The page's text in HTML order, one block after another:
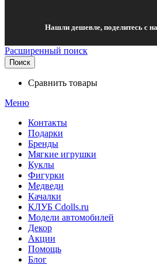
Нашли дешевле, поделитесь с
Расширенный поиск
Поиск
Сравнить товары
Меню
Контакты
Подарки
Бренды
Мягкие игрушки
Куклы
Фигурки
Медведи
Качалки
КЛУБ Cdolls.ru
Модели автомобилей
Декор
Акции
Помощь
Блог